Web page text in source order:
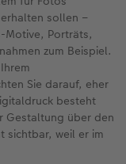
sollen –
Motive, Porträts,
zum Beispiel.
Sie darauf, eher
besteht
Gestaltung über den
sichtbar, weil er im